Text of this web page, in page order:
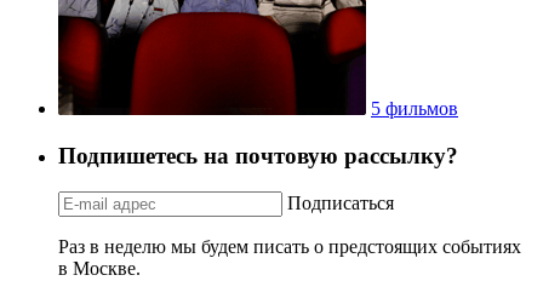
5 фильмов
Подпишетесь на почтовую рассылку?
Подписаться
Раз в неделю мы будем писать о предстоящих событиях
в Москве.